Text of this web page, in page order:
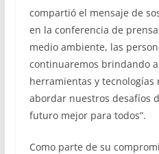
compartió el mensaje de
en la conferencia de
medio ambiente, las
continuaremos brindando
herramientas y tecnologías
abordar nuestros desafíos
futuro mejor para todos”.
Como parte de su